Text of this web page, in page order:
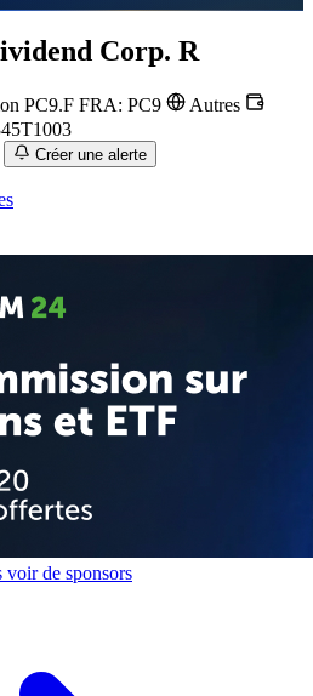
Corp. R
PC9.F FRA: PC9
Autres
Créer une alerte
voir de sponsors